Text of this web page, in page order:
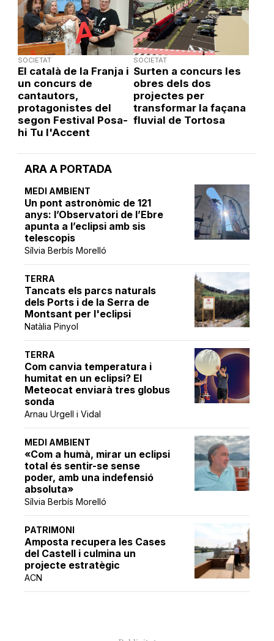
ARA A PORTADA
MEDI AMBIENT
Un pont astronòmic de 121
anys: l’Observatori de l’Ebre
apunta a l’eclipsi amb sis
telescopis
Sílvia Berbís Morelló
TERRA
Tancats els parcs naturals
dels Ports i de la Serra de
Montsant per l'eclipsi
Natàlia Pinyol
TERRA
Com canvia temperatura i
humitat en un eclipsi? El
Meteocat enviarà tres globus
sonda
Arnau Urgell i Vidal
MEDI AMBIENT
«Com a humà, mirar un eclipsi
total és sentir-se sense
poder, amb una indefensió
absoluta»
Sílvia Berbís Morelló
PATRIMONI
Amposta recupera les Cases
del Castell i culmina un
projecte estratègic
ACN
SOCIETAT
El català de la Franja i
un concurs de
cantautors,
protagonistes del
segon Festival Posa-
hi Tu l'Accent
SOCIETAT
Surten a concurs les
obres dels dos
projectes per
transformar la façana
fluvial de Tortosa